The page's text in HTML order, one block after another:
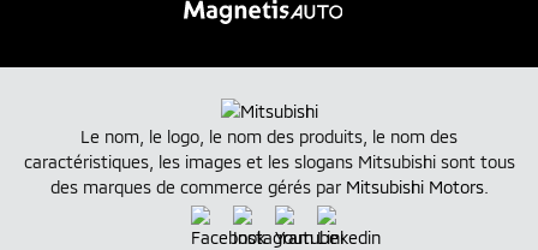
Le nom, le logo, le nom des produits, le nom des
caractéristiques, les images et les slogans Mitsubishi sont tous
des marques de commerce gérés par Mitsubishi Motors.